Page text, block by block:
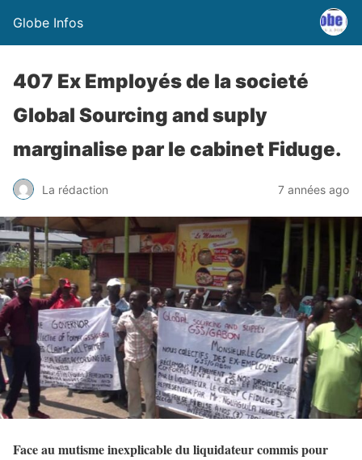
Globe Infos
407 Ex Employés de la societé
Global Sourcing and suply
marginalise par le cabinet Fiduge.
La rédaction 7 années ago
Face au mutisme inexplicable du liquidateur commis pour